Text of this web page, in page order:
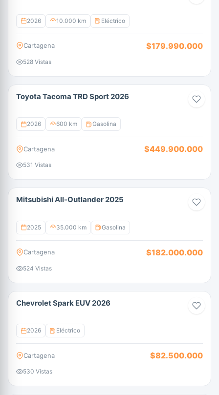
2026 10.000 km Eléctrico
Cartagena $179.990.000
528 Vistas
Toyota Tacoma TRD Sport 2026
2026 600 km Gasolina
Cartagena $449.900.000
531 Vistas
Mitsubishi All-Outlander 2025
2025 35.000 km Gasolina
Cartagena $182.000.000
524 Vistas
Chevrolet Spark EUV 2026
2026 Eléctrico
Cartagena $82.500.000
530 Vistas